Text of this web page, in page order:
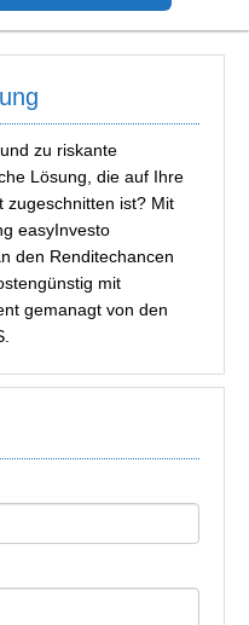
zu riskante
Lösung, die auf Ihre
zugeschnitten ist? Mit
easyInvesto
den Renditechancen
mit
gemanagt von den